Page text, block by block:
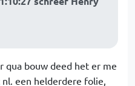
qua bouw deed het er me
een helderdere folie,